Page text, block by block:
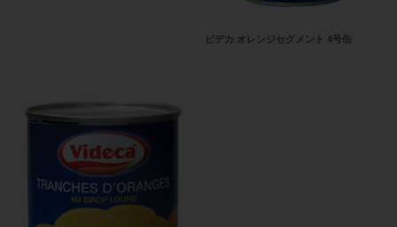
ビデカ オレンジセグメント 4号缶